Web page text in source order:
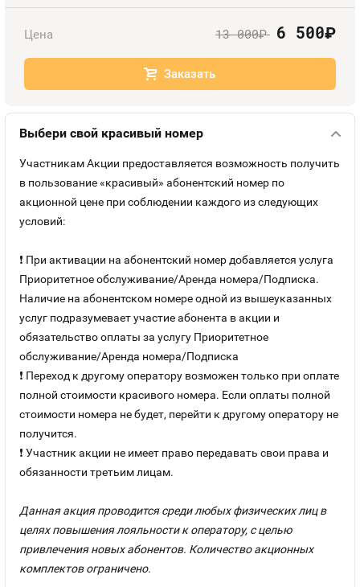
Номера
Контакты
Цена 13 000руб. 6 500руб.
Заказать
Выбери свой красивый номер
Участникам Акции предоставляется возможность получить
в пользование «красивый» абонентский номер по
акционной цене при соблюдении каждого из следующих
условий:
❗ При активации на абонентский номер добавляется услуга
Приоритетное обслуживание/Аренда номера/Подписка.
Наличие на абонентском номере одной из вышеуказанных
услуг подразумевает участие абонента в акции и
обязательство оплаты за услугу Приоритетное
обслуживание/Аренда номера/Подписка
❗ Переход к другому оператору возможен только при оплате
полной стоимости красивого номера. Если оплаты полной
стоимости номера не будет, перейти к другому оператору не
получится.
❗ Участник акции не имеет право передавать свои права и
обязанности третьим лицам.
Данная акция проводится среди любых физических лиц в
целях повышения лояльности к оператору, с целью
привлечения новых абонентов. Количество акционных
комплектов ограничено.